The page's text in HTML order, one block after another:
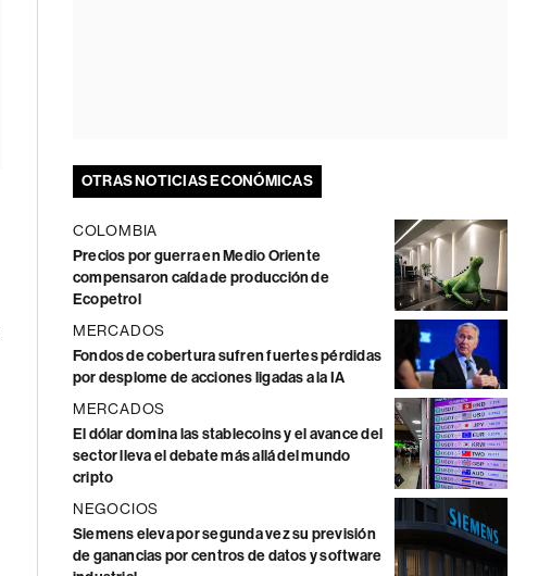
OTRAS NOTICIAS ECONÓMICAS
COLOMBIA
Precios por guerra en Medio Oriente
compensaron caída de producción de
Ecopetrol
MERCADOS
Fondos de cobertura sufren fuertes pérdidas
por desplome de acciones ligadas a la IA
MERCADOS
El dólar domina las stablecoins y el avance del
sector lleva el debate más allá del mundo
cripto
NEGOCIOS
Siemens eleva por segunda vez su previsión
de ganancias por centros de datos y software